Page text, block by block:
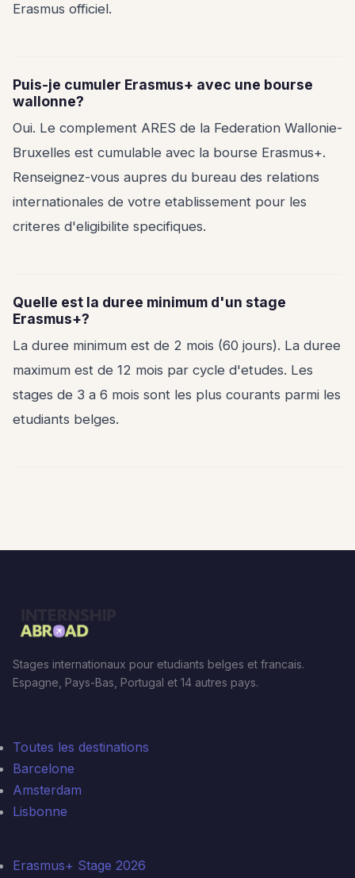
Erasmus officiel.
Puis-je cumuler Erasmus+ avec une bourse
wallonne?
Oui. Le complement ARES de la Federation Wallonie-
Bruxelles est cumulable avec la bourse Erasmus+.
Renseignez-vous aupres du bureau des relations
internationales de votre etablissement pour les
criteres d'eligibilite specifiques.
Quelle est la duree minimum d'un stage
Erasmus+?
La duree minimum est de 2 mois (60 jours). La duree
maximum est de 12 mois par cycle d'etudes. Les
stages de 3 a 6 mois sont les plus courants parmi les
etudiants belges.
Stages internationaux pour etudiants belges et francais.
Espagne, Pays-Bas, Portugal et 14 autres pays.
Toutes les destinations
Barcelone
Amsterdam
Lisbonne
Erasmus+ Stage 2026